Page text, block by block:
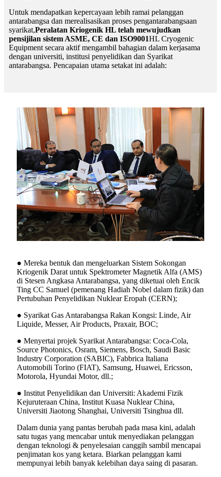
Untuk mendapatkan kepercayaan lebih ramai pelanggan
antarabangsa dan merealisasikan proses pengantarabangsaan
syarikat,Peralatan Kriogenik HL telah mewujudkan
pensijilan sistem ASME, CE dan ISO9001HL Cryogenic
Equipment secara aktif mengambil bahagian dalam kerjasama
dengan universiti, institusi penyelidikan dan Syarikat
antarabangsa. Pencapaian utama setakat ini adalah:
● Mereka bentuk dan mengeluarkan Sistem Sokongan
Kriogenik Darat untuk Spektrometer Magnetik Alfa (AMS)
di Stesen Angkasa Antarabangsa, yang diketuai oleh Encik
Ting CC Samuel (pemenang Hadiah Nobel dalam fizik) dan
Pertubuhan Penyelidikan Nuklear Eropah (CERN);
● Syarikat Gas Antarabangsa Rakan Kongsi: Linde, Air
Liquide, Messer, Air Products, Praxair, BOC;
● Menyertai projek Syarikat Antarabangsa: Coca-Cola,
Source Photonics, Osram, Siemens, Bosch, Saudi Basic
Industry Corporation (SABIC), Fabbrica Italiana
Automobili Torino (FIAT), Samsung, Huawei, Ericsson,
Motorola, Hyundai Motor, dll.;
● Institut Penyelidikan dan Universiti: Akademi Fizik
Kejuruteraan China, Institut Kuasa Nuklear China,
Universiti Jiaotong Shanghai, Universiti Tsinghua dll.
Dalam dunia yang pantas berubah pada masa kini, adalah
satu tugas yang mencabar untuk menyediakan pelanggan
dengan teknologi & penyelesaian canggih sambil mencapai
penjimatan kos yang ketara. Biarkan pelanggan kami
mempunyai lebih banyak kelebihan daya saing di pasaran.